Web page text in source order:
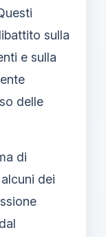
sulla
e sulla
delle
di
dei